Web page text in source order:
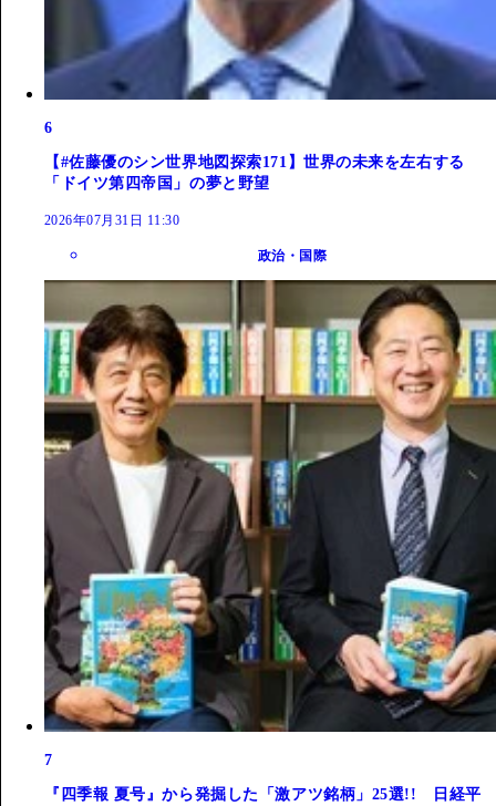
6
【#佐藤優のシン世界地図探索171】世界の未来を左右する
「ドイツ第四帝国」の夢と野望
2026年07月31日 11:30
政治・国際
7
『四季報 夏号』から発掘した「激アツ銘柄」25選!! 日経平